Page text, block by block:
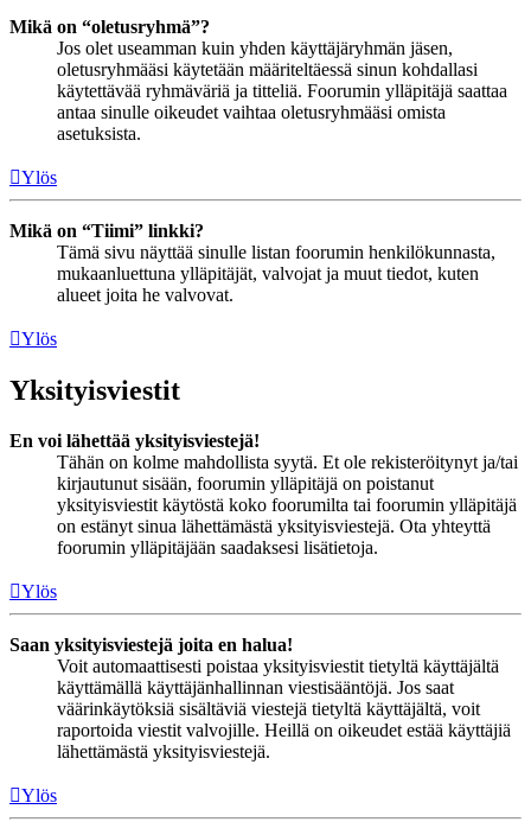
Mikä on “oletusryhmä”?
Jos olet useamman kuin yhden käyttäjäryhmän jäsen,
oletusryhmääsi käytetään määriteltäessä sinun kohdallasi
käytettävää ryhmäväriä ja titteliä. Foorumin ylläpitäjä saattaa
antaa sinulle oikeudet vaihtaa oletusryhmääsi omista
asetuksista.
Ylös
Mikä on “Tiimi” linkki?
Tämä sivu näyttää sinulle listan foorumin henkilökunnasta,
mukaanluettuna ylläpitäjät, valvojat ja muut tiedot, kuten
alueet joita he valvovat.
Ylös
Yksityisviestit
En voi lähettää yksityisviestejä!
Tähän on kolme mahdollista syytä. Et ole rekisteröitynyt ja/tai
kirjautunut sisään, foorumin ylläpitäjä on poistanut
yksityisviestit käytöstä koko foorumilta tai foorumin ylläpitäjä
on estänyt sinua lähettämästä yksityisviestejä. Ota yhteyttä
foorumin ylläpitäjään saadaksesi lisätietoja.
Ylös
Saan yksityisviestejä joita en halua!
Voit automaattisesti poistaa yksityisviestit tietyltä käyttäjältä
käyttämällä käyttäjänhallinnan viestisääntöjä. Jos saat
väärinkäytöksiä sisältäviä viestejä tietyltä käyttäjältä, voit
raportoida viestit valvojille. Heillä on oikeudet estää käyttäjiä
lähettämästä yksityisviestejä.
Ylös